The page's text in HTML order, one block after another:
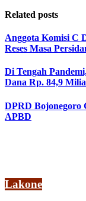
Related posts
Anggota Komisi C
Reses Masa
Di Tengah
Dana Rp. 84,9
DPRD Bojonegoro
APBD
Lakone